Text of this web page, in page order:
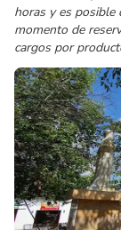
horas y es posible
momento de
cargos por